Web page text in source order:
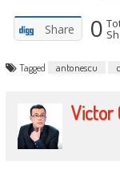
Share 0
Tagged antonescu
Victor